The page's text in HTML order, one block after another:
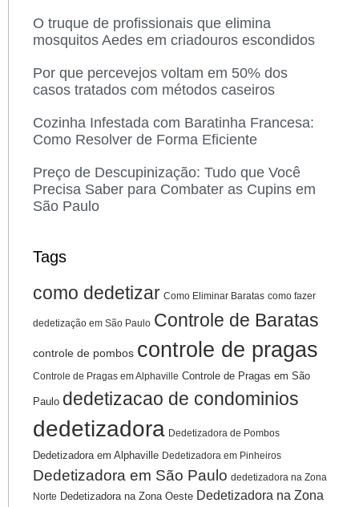
O truque de profissionais que elimina
mosquitos Aedes em criadouros escondidos
Por que percevejos voltam em 50% dos
casos tratados com métodos caseiros
Cozinha Infestada com Baratinha Francesa:
Como Resolver de Forma Eficiente
Preço de Descupinização: Tudo que Você
Precisa Saber para Combater as Cupins em
São Paulo
Tags
como dedetizar Como Eliminar Baratas como fazer
dedetização em São Paulo Controle de Baratas
controle de pombos controle de pragas
Controle de Pragas em Alphaville Controle de Pragas em São
Paulo dedetizacao de condominios
dedetizadora Dedetizadora de Pombos
Dedetizadora em Alphaville Dedetizadora em Pinheiros
Dedetizadora em São Paulo dedetizadora na Zona
Norte Dedetizadora na Zona Oeste Dedetizadora na Zona